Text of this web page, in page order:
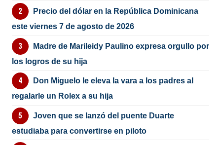
Precio del dólar en la República Dominicana
este viernes 7 de agosto de 2026
Madre de Marileidy Paulino expresa orgullo por
los logros de su hija
Don Miguelo le eleva la vara a los padres al
regalarle un Rolex a su hija
Joven que se lanzó del puente Duarte
estudiaba para convertirse en piloto